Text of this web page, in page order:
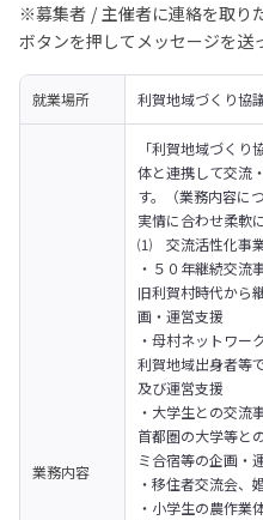
※募集者 / 主催者に連絡を取り
ボタンを押してメッセージを送
就業場所 利賀地域づくり協
業務内容
「利賀地域づく
体と連携して交流
す。（業務内容に
実情に合わせ柔軟
⑴　交流活性化事
・５０年継続交流
旧利賀村時代から
画・運営支援
・母村ネットワー
利賀地域出身者等
及び運営支援
・大学生との交流
首都圏の大学等と
ミ合宿等の企画・
・移住者交流会、
・小学生の農作業